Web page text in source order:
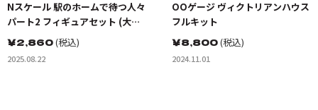
Nスケール 駅のホームで待つ人々
パート2 フィギュアセット (大
人・子供6体入り)
￥2,860(税込)
2025.08.22
OOゲージ ヴィクトリアンハウス
フルキット
￥8,800(税込)
2024.11.01